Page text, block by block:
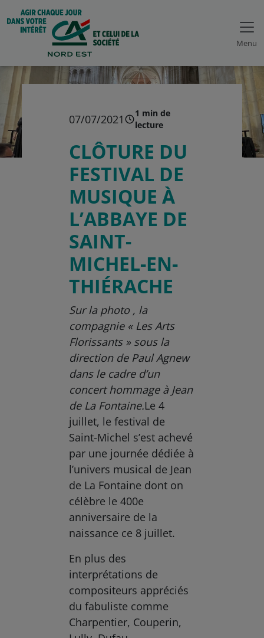
Menu
07/07/2021
1 min de
lecture
CLÔTURE DU
FESTIVAL DE
MUSIQUE À
L’ABBAYE DE
SAINT-
MICHEL-EN-
THIÉRACHE
Sur la photo , la
compagnie « Les Arts
Florissants » sous la
direction de Paul Agnew
dans le cadre d’un
concert hommage à Jean
de La Fontaine.Le 4
juillet, le festival de
Saint-Michel s’est achevé
par une journée dédiée à
l’univers musical de Jean
de La Fontaine dont on
célèbre le 400e
anniversaire de la
naissance ce 8 juillet.
En plus des
interprétations de
compositeurs appréciés
du fabuliste comme
Charpentier, Couperin,